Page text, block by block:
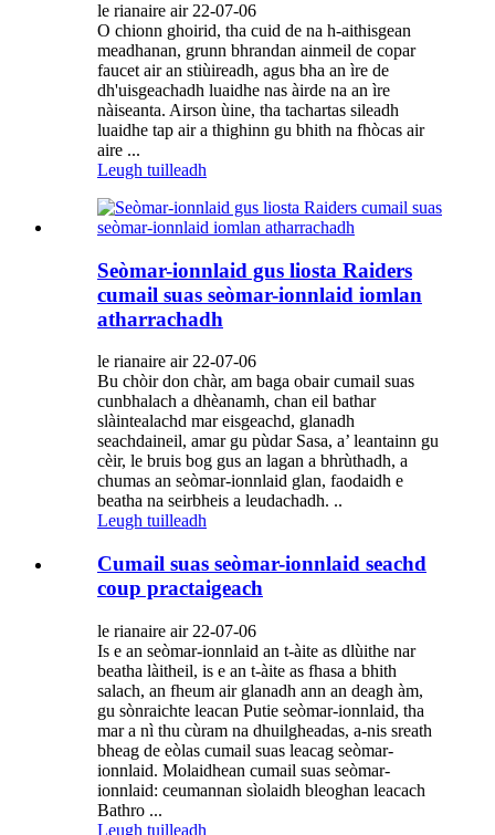
le rianaire air 22-07-06
O chionn ghoirid, tha cuid de na h-aithisgean
meadhanan, grunn bhrandan ainmeil de copar
faucet air an stiùireadh, agus bha an ìre de
dh'uisgeachadh luaidhe nas àirde na an ìre
nàiseanta. Airson ùine, tha tachartas sileadh
luaidhe tap air a thighinn gu bhith na fhòcas air
aire ...
Leugh tuilleadh
Seòmar-ionnlaid gus liosta Raiders
cumail suas seòmar-ionnlaid iomlan
atharrachadh
le rianaire air 22-07-06
Bu chòir don chàr, am baga obair cumail suas
cunbhalach a dhèanamh, chan eil bathar
slàintealachd mar eisgeachd, glanadh
seachdaineil, amar gu pùdar Sasa, a’ leantainn gu
cèir, le bruis bog gus an lagan a bhrùthadh, a
chumas an seòmar-ionnlaid glan, faodaidh e
beatha na seirbheis a leudachadh. ..
Leugh tuilleadh
Cumail suas seòmar-ionnlaid seachd
coup practaigeach
le rianaire air 22-07-06
Is e an seòmar-ionnlaid an t-àite as dlùithe nar
beatha làitheil, is e an t-àite as fhasa a bhith
salach, an fheum air glanadh ann an deagh àm,
gu sònraichte leacan Putie seòmar-ionnlaid, tha
mar a nì thu cùram na dhuilgheadas, a-nis sreath
bheag de eòlas cumail suas leacag seòmar-
ionnlaid. Molaidhean cumail suas seòmar-
ionnlaid: ceumannan sìolaidh bleoghan leacach
Bathro ...
Leugh tuilleadh